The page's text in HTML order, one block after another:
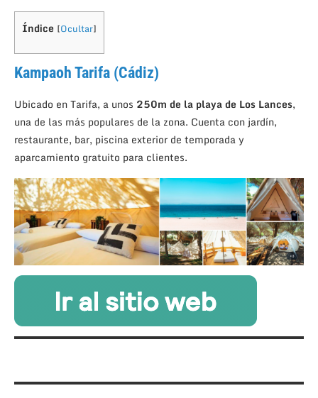
Índice [Ocultar]
Kampaoh Tarifa (Cádiz)
Ubicado en Tarifa, a unos 250m de la playa de Los Lances,
una de las más populares de la zona. Cuenta con jardín,
restaurante, bar, piscina exterior de temporada y
aparcamiento gratuito para clientes.